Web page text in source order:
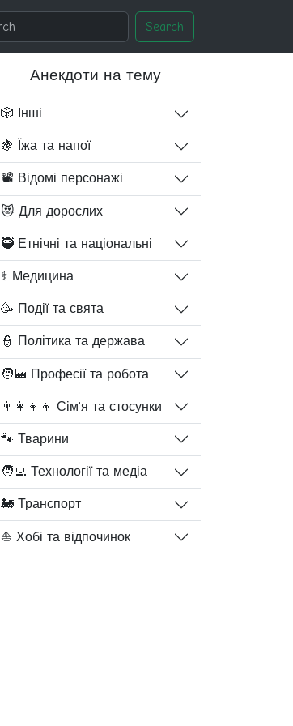
Search
Анекдоти на тему
🎲 Інші
🍇 Їжа та напої
📽️ Відомі персонажі
😻 Для дорослих
🥷 Етнічні та національні
⚕️ Медицина
🥳 Події та свята
👮 Політика та держава
🧑‍🏭 Професії та робота
👨‍👩‍👧‍👦 Сім'я та стосунки
🐾 Тварини
🧑‍💻 Технології та медіа
🚂 Транспорт
⛵ Хобі та відпочинок